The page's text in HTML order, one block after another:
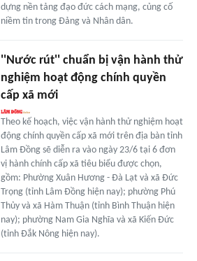
dựng nền tảng đạo đức cách mạng, củng cố
niềm tin trong Đảng và Nhân dân.
''Nước rút'' chuẩn bị vận hành thử
nghiệm hoạt động chính quyền
cấp xã mới
Theo kế hoạch, việc vận hành thử nghiệm hoạt
động chính quyền cấp xã mới trên địa bàn tỉnh
Lâm Đồng sẽ diễn ra vào ngày 23/6 tại 6 đơn
vị hành chính cấp xã tiêu biểu được chọn,
gồm: Phường Xuân Hương - Đà Lạt và xã Đức
Trọng (tỉnh Lâm Đồng hiện nay); phường Phú
Thủy và xã Hàm Thuận (tỉnh Bình Thuận hiện
nay); phường Nam Gia Nghĩa và xã Kiến Đức
(tỉnh Đắk Nông hiện nay).